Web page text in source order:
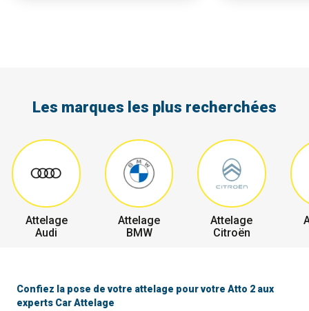
Les marques les plus recherchées
Attelage
Audi
Attelage
BMW
Attelage
Citroën
Confiez la pose de votre attelage pour votre Atto 2 aux
experts Car Attelage